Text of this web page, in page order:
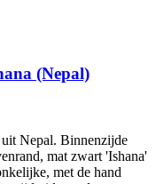
(Nepal)
uit Nepal. Binnenzijde
mat zwart 'Ishana'
met de hand